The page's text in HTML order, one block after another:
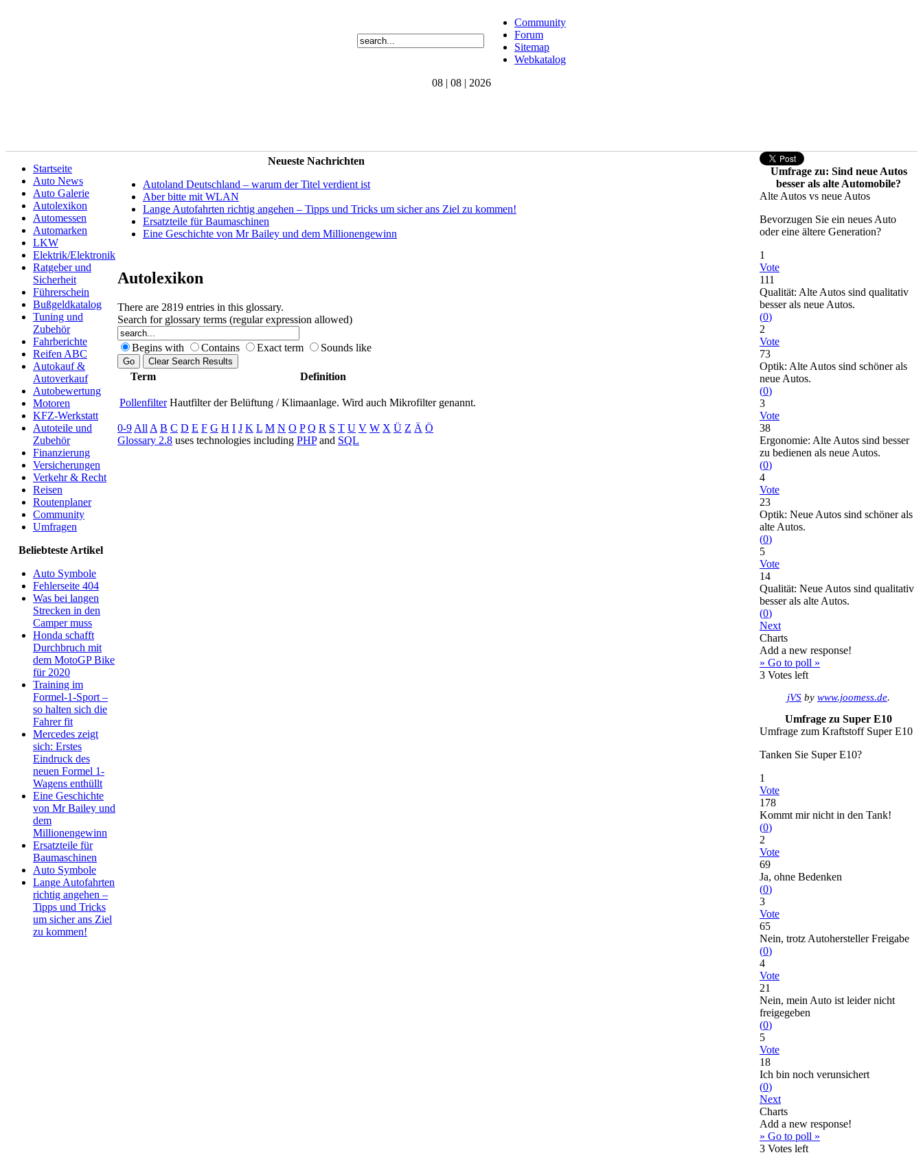
Community
Forum
Sitemap
Webkatalog
08 | 08 | 2026
Startseite
Auto News
Auto Galerie
Autolexikon
Automessen
Automarken
LKW
Elektrik/Elektronik
Ratgeber und
Sicherheit
Führerschein
Bußgeldkatalog
Tuning und
Zubehör
Fahrberichte
Reifen ABC
Autokauf &
Autoverkauf
Autobewertung
Motoren
KFZ-Werkstatt
Autoteile und
Zubehör
Finanzierung
Versicherungen
Verkehr & Recht
Reisen
Routenplaner
Community
Umfragen
Beliebteste Artikel
Auto Symbole
Fehlerseite 404
Was bei langen
Strecken in den
Camper muss
Honda schafft
Durchbruch mit
dem MotoGP Bike
für 2020
Training im
Formel-1-Sport –
so halten sich die
Fahrer fit
Mercedes zeigt
sich: Erstes
Eindruck des
neuen Formel 1-
Wagens enthüllt
Eine Geschichte
von Mr Bailey und
dem
Millionengewinn
Ersatzteile für
Baumaschinen
Auto Symbole
Lange Autofahrten
richtig angehen –
Tipps und Tricks
um sicher ans Ziel
zu kommen!
Neueste Nachrichten
Autoland Deutschland – warum der Titel verdient ist
Aber bitte mit WLAN
Lange Autofahrten richtig angehen – Tipps und Tricks um sicher ans Ziel zu kommen!
Ersatzteile für Baumaschinen
Eine Geschichte von Mr Bailey und dem Millionengewinn
Autolexikon
There are 2819 entries in this glossary.
Search for glossary terms (regular expression allowed)
Begins with Contains Exact term Sounds like
Term Definition
Pollenfilter Hautfilter der Belüftung / Klimaanlage. Wird auch Mikrofilter genannt.
0-9 All A B C D E F G H I J K L M N O P Q R S T U V W X Ü Z Ä Ö
Glossary 2.8 uses technologies including PHPand SQL
Umfrage zu: Sind neue Autos
besser als alte Automobile?
Alte Autos vs neue Autos
Bevorzugen Sie ein neues Auto
oder eine ältere Generation?
1
Vote
111
Qualität: Alte Autos sind qualitativ
besser als neue Autos.
(0)
2
Vote
73
Optik: Alte Autos sind schöner als
neue Autos.
(0)
3
Vote
38
Ergonomie: Alte Autos sind besser
zu bedienen als neue Autos.
(0)
4
Vote
23
Optik: Neue Autos sind schöner als
alte Autos.
(0)
5
Vote
14
Qualität: Neue Autos sind qualitativ
besser als alte Autos.
(0)
Next
Charts
Add a new response!
» Go to poll »
3 Votes left
jVS by www.joomess.de.
Umfrage zu Super E10
Umfrage zum Kraftstoff Super E10
Tanken Sie Super E10?
1
Vote
178
Kommt mir nicht in den Tank!
(0)
2
Vote
69
Ja, ohne Bedenken
(0)
3
Vote
65
Nein, trotz Autohersteller Freigabe
(0)
4
Vote
21
Nein, mein Auto ist leider nicht
freigegeben
(0)
5
Vote
18
Ich bin noch verunsichert
(0)
Next
Charts
Add a new response!
» Go to poll »
3 Votes left